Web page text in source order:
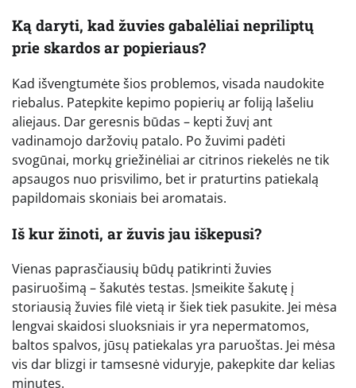
Ką daryti, kad žuvies gabalėliai nepriliptų
prie skardos ar popieriaus?
Kad išvengtumėte šios problemos, visada naudokite
riebalus. Patepkite kepimo popierių ar foliją lašeliu
aliejaus. Dar geresnis būdas – kepti žuvį ant
vadinamojo daržovių patalo. Po žuvimi padėti
svogūnai, morkų griežinėliai ar citrinos riekelės ne tik
apsaugos nuo prisvilimo, bet ir praturtins patiekalą
papildomais skoniais bei aromatais.
Iš kur žinoti, ar žuvis jau iškepusi?
Vienas paprasčiausių būdų patikrinti žuvies
pasiruošimą – šakutės testas. Įsmeikite šakutę į
storiausią žuvies filė vietą ir šiek tiek pasukite. Jei mėsa
lengvai skaidosi sluoksniais ir yra nepermatomos,
baltos spalvos, jūsų patiekalas yra paruoštas. Jei mėsa
vis dar blizgi ir tamsesnė viduryje, pakepkite dar kelias
minutes.